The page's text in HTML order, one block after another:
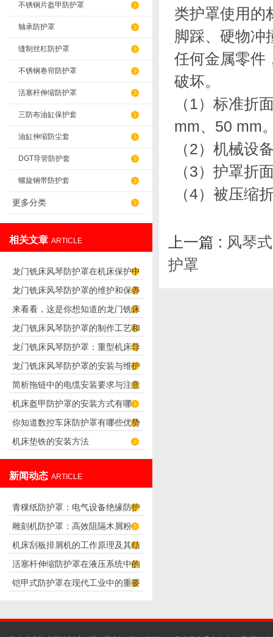
不锈钢片盔甲防护罩
轴承防护罩
缝制丝杠防护罩
不锈钢卷帘防护罩
活塞杆伸缩防护罩
三防布油缸保护套
油缸伸缩防尘套
DGT导管防护套
螺旋钢带防护套
更多分类
相关文章 ARTICLE
龙门铣床风琴防护罩在机床保护中
的重要性
龙门铣床风琴防护罩的维护和保养
要点
来看看，这是你想知道的龙门铣床
风琴防护罩吗？
龙门铣床风琴防护罩的制作工艺和
特点
龙门铣床风琴防护罩：重型机床导
轨防护可靠之选
龙门铣床风琴防护罩的安装与维护
技巧
简析拖链中的电缆安装要求与注意
事项
机床盔甲防护罩的安装方式有哪
些？
你知道数控车床防护罩有哪些优势
吗？
机床垫铁的安装方法
新闻动态 ARTICLE
青稞纸防护罩：电气设备绝缘防护
专用方案
雕刻机防护罩：高效阻隔木屑粉
尘，守护设备精度与安全
机床刮板排屑机的工作原理及其结
构分析
活塞杆伸缩防护罩在液压系统中的
应用
铠甲式防护罩在现代工业中的重要
类护罩使用的
脚踩、硬物冲
任何金属零件
破坏。
（1）标准折
mm、50 mm
（2）机械设
（3）护罩折
（4）被压缩
上一篇 : 风琴
护罩